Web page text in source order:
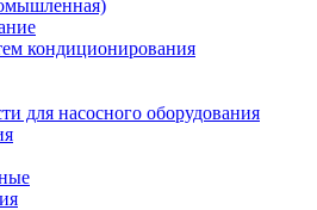
кондиционирования
для насосного оборудования